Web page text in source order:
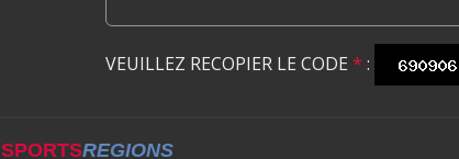
VEUILLEZ RECOPIER LE CODE * :
SPORTSREGIONS